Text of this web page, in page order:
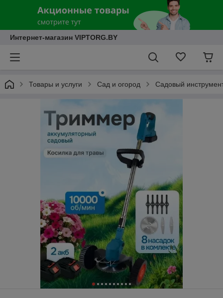
Интернет-магазин VIPTORG.BY
Товары и услуги Сад и огород Садовый